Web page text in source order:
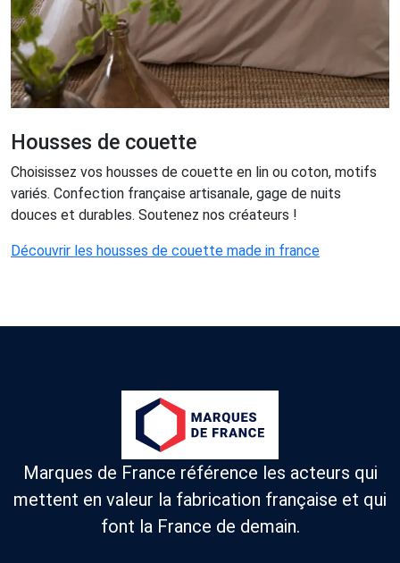
Housses de couette
Choisissez vos housses de couette en lin ou coton, motifs
variés. Confection française artisanale, gage de nuits
douces et durables. Soutenez nos créateurs !
Découvrir les housses de couette made in france
Marques de France référence les acteurs qui
mettent en valeur la fabrication française et qui
font la France de demain.